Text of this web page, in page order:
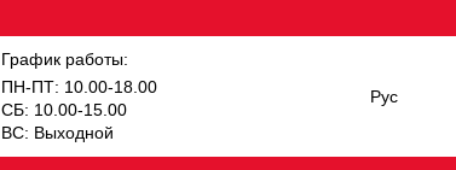
График работы:
ПН-ПТ: 10.00-18.00
СБ: 10.00-15.00
ВС: Выходной
Рус